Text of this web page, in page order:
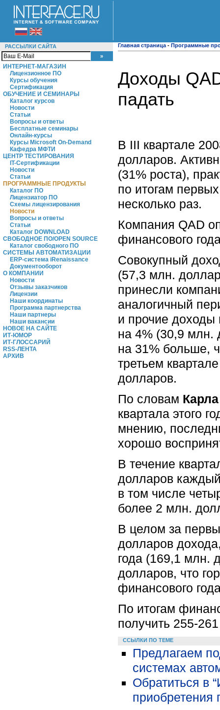
РАССЫЛКИ САЙТА
ИНТЕРНЕТ-МАГАЗИН
Лицензионное ПО
Курсы обучения
Сертификация
ОБУЧЕНИЕ И СЕМИНАРЫ
Каталог курсов
Новости
Статьи
Вопросы и ответы
Бесплатные семинары
Онлайн-курсы
Курсы Microsoft On-Demand
Кафедра МФТИ
ЦЕНТР ТЕСТИРОВАНИЯ
IT-Сертификации
Новости
Статьи
ПРОГРАММНЫЕ ПРОДУКТЫ
Каталог ПО
Лицензиатор ПО
Схемы лицензирования
Новости
Вопросы и ответы
Статьи
Каталог DOWNLOAD
СВОБОДНОЕ ПО/OPEN SOURCE
Каталог свободного ПО
СИСТЕМЫ АВТОМАТИЗАЦИИ
ERP-система iRenaissance
Документооборот
О КОМПАНИИ
Новости
Отзывы заказчиков
Лицензии
Наши координаты
Программа партнерства
Наши партнеры
Наши вакансии
НОВОЕ НА САЙТЕ
ИТ-ЮМОР
ИТ-ГЛОССАРИЙ
RSS-ЛЕНТА
АРХИВ
Главная страница - Программные
Доходы
падать
В III квартале
долларов.
(31% роста),
по итогам
несколько раз.
Компания QAD
финансового
Совокупный
(57,3 млн.
принесли
аналогичный
и прочие доходы
на 4% (30,9 млн.
на 31% больше,
третьем
долларов.
По словам
квартала этого
мнению,
хорошо
В течение
долларов
в том числе
более 2 млн.
В целом за
долларов
года (169,1 млн.
долларов, что
финансового
По итогам
получить 255-
ССЫЛКИ ПО ТЕМЕ
Предлагаем
системах
Обратиться в
приобретения